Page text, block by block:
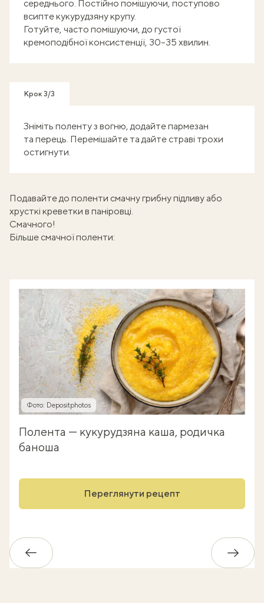
середнього. Постійно помішуючи, поступово
всипте кукурудзяну крупу.
Готуйте, часто помішуючи, до густої
кремоподібної консистенції, 30–35 хвилин.
Крок 3/3
Зніміть поленту з вогню, додайте пармезан
та перець. Перемішайте та дайте страві трохи
остигнути.
Подавайте до поленти смачнугрибну підливу або
хрусткі креветки в паніровці.
Смачного!
Більше смачної поленти:
Фото: Depositphotos
Полента — кукурудзяна каша, родичка
баноша
Переглянути рецепт
Назад